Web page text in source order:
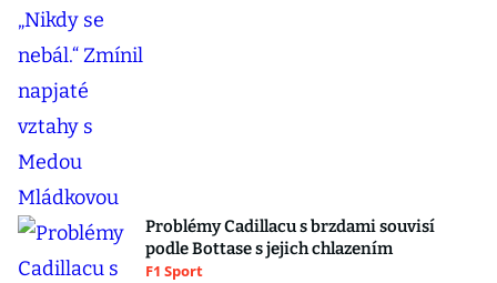
Problémy Cadillacu s brzdami souvisí
podle Bottase s jejich chlazením
F1 Sport